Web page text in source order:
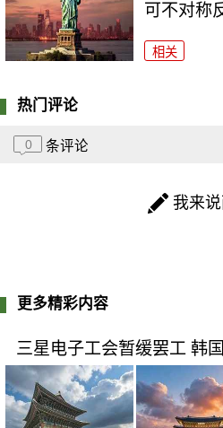
可不对称
相关
热门评论
0 条评论
我来
更多精彩内容
三星电子工会暂缓罢工 韩